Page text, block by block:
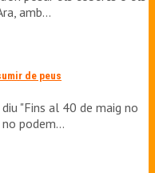
amb…
de peus
"Fins al 40 de maig no
podem…